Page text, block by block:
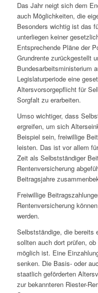
Das Jahr neigt sich dem
auch Möglichkeiten, die
Besonders wichtig ist das
unterliegen keiner
Entsprechende Pläne der
Grundrente zurückgestellt
Bundesarbeitsministerium
Legislaturperiode eine
Altersvorsorgepflicht für
Sorgfalt zu erarbeiten.
Umso wichtiger, dass
ergreifen, um sich
Beispiel sein, freiwillige
leisten. Das ist vor allem
Zeit als Selbstständiger
Rentenversicherung
Beitragsjahre
Freiwillige
Rentenversicherung
werden.
Selbstständige, die bereits
sollten auch dort prüfen,
möglich ist. Eine
senken. Die Basis- oder
staatlich geförderten
zur bekannteren Riester-